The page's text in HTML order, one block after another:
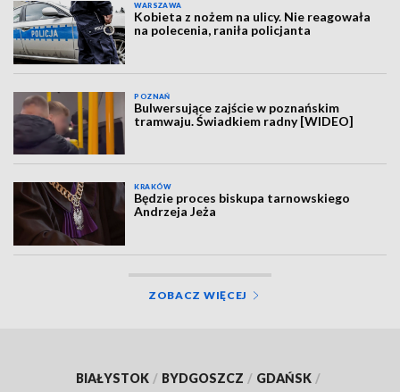
WARSZAWA
Kobieta z nożem na ulicy. Nie reagowała
na polecenia, raniła policjanta
POZNAŃ
Bulwersujące zajście w poznańskim
tramwaju. Świadkiem radny [WIDEO]
KRAKÓW
Będzie proces biskupa tarnowskiego
Andrzeja Jeża
ZOBACZ WIĘCEJ
BIAŁYSTOK / BYDGOSZCZ / GDAŃSK /